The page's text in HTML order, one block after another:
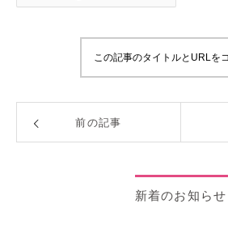
この記事のタイトルとURLを
前の記事
新着のお知らせ